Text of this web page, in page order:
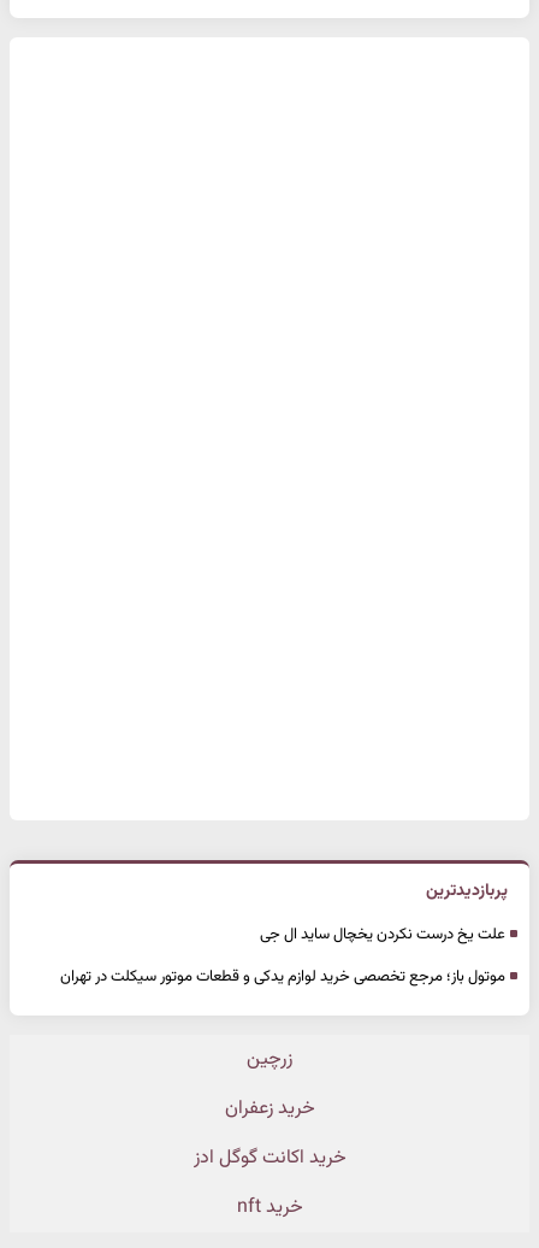
پربازدیدترین
علت یخ درست نکردن یخچال ساید ال جی
موتول باز؛ مرجع تخصصی خرید لوازم یدکی و قطعات موتور سیکلت در تهران
زرچین
خرید زعفران
خرید اکانت گوگل ادز
خرید nft